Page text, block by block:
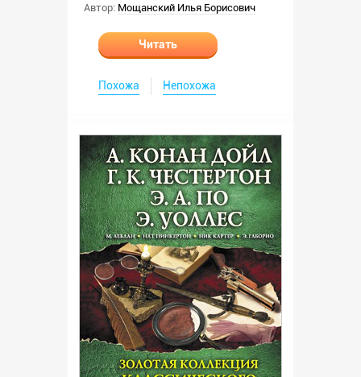
Автор: Мощанский Илья Борисович
Читать
Похожа Непохожа